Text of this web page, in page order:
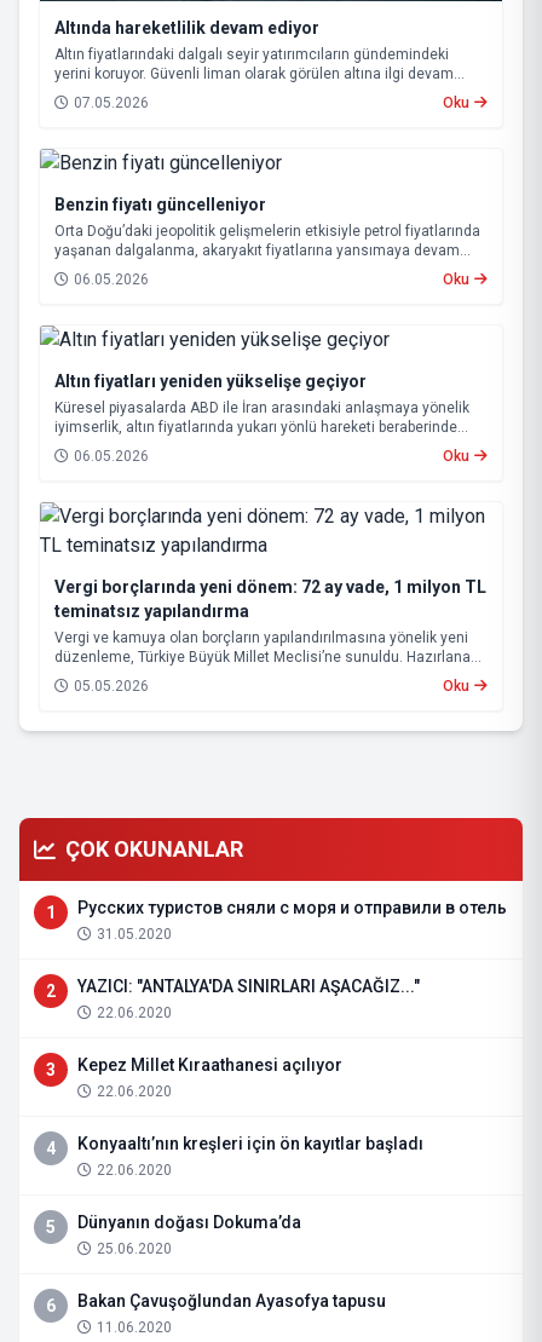
Altında hareketlilik devam ediyor
Altın fiyatlarındaki dalgalı seyir yatırımcıların gündemindeki
yerini koruyor. Güvenli liman olarak görülen altına ilgi devam
ederken, küresel gelişmeler ve savaşların etkisiyle piyasalarda
hareketlilik sürüyor.
07.05.2026 Oku
Benzin fiyatı güncelleniyor
Orta Doğu’daki jeopolitik gelişmelerin etkisiyle petrol fiyatlarında
yaşanan dalgalanma, akaryakıt fiyatlarına yansımaya devam
ediyor. Bu kapsamda, bu gece itibarıyla benzin ve otogaz
fiyatlarında yeni bir düzenlemeye gidilecek.
06.05.2026 Oku
Altın fiyatları yeniden yükselişe geçiyor
Küresel piyasalarda ABD ile İran arasındaki anlaşmaya yönelik
iyimserlik, altın fiyatlarında yukarı yönlü hareketi beraberinde
getirdi.
06.05.2026 Oku
Vergi borçlarında yeni dönem: 72 ay vade, 1 milyon TL
teminatsız yapılandırma
Vergi ve kamuya olan borçların yapılandırılmasına yönelik yeni
düzenleme, Türkiye Büyük Millet Meclisi’ne sunuldu. Hazırlanan
teklif, hem mükelleflerin ödeme yükünü hafifletmeyi hem de
kamu alacaklarının tahsilatını hızlandırmayı hedefliyor.
05.05.2026 Oku
ÇOK OKUNANLAR
1 Русских туристов сняли с моря и отправили в отель
31.05.2020
2 YAZICI: "ANTALYA'DA SINIRLARI AŞACAĞIZ..."
22.06.2020
3 Kepez Millet Kıraathanesi açılıyor
22.06.2020
4 Konyaaltı’nın kreşleri için ön kayıtlar başladı
22.06.2020
5 Dünyanın doğası Dokuma’da
25.06.2020
6 Bakan Çavuşoğlundan Ayasofya tapusu
11.06.2020